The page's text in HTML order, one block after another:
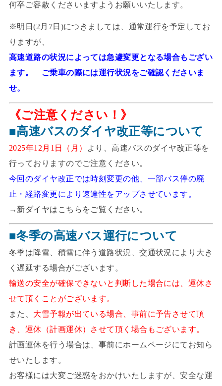
何卒ご容赦くださいますようお願いいたします。
※明日(2月7日)につきましては、通常運行を予定してお
りますが、
高速道路の状況によっては急遽変更となる場合もござい
ます。 ご乗車の際には運行状況をご確認くださいま
せ。
《ご注意ください！》
■高速バスのダイヤ改正等について
2025年12月1日（月）
より、高速バスのダイヤ改正等を
行っておりますのでご注意ください。
今回のダイヤ改正では時刻変更の他、一部バス停の廃
止・経路変更により速達性をアップさせています。
→ 新ダイヤはこちらをご覧ください。
■冬季の高速バス運行について
冬季は降雪、積雪に伴う道路状況、交通状況により大き
く遅延する場合がございます。
輸送の安全が確保できないと判断した場合には、運休さ
せて頂くことがございます。
また、 大雪予報が出ている場合、事前に予告させて頂
き、運休（計画運休）させて頂く場合もございます。
計画運休を行う場合は、事前にホームページにてお知ら
せいたします。
お客様には大変ご迷惑をおかけいたしますが、安全な運